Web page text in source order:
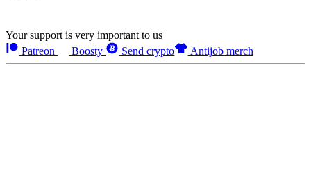
Your support is very important to us
Patreon
Boosty Send crypto Antijob merch